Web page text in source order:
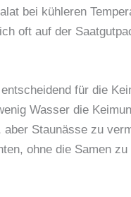
bei kühleren
oft auf der
für die
Wasser die
Staunässe zu
ohne die Samen zu